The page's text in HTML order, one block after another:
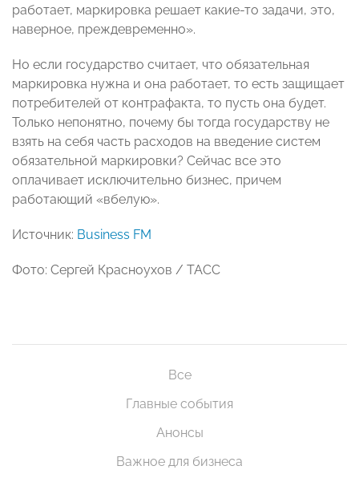
работает, маркировка решает какие-то задачи, это,
наверное, преждевременно».
Но если государство считает, что обязательная
маркировка нужна и она работает, то есть защищает
потребителей от контрафакта, то пусть она будет.
Только непонятно, почему бы тогда государству не
взять на себя часть расходов на введение систем
обязательной маркировки? Сейчас все это
оплачивает исключительно бизнес, причем
работающий «вбелую».
Источник: Business FM
Фото: Сергей Красноухов / ТАСС
Все
Главные события
Анонсы
Важное для бизнеса